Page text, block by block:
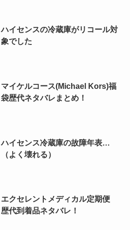
ハイセンスの冷蔵庫がリコール対
象でした
マイケルコース(Michael Kors)福
袋歴代ネタバレまとめ！
ハイセンス冷蔵庫の故障年表…
（よく壊れる）
エクセレントメディカル定期便
歴代到着品ネタバレ！